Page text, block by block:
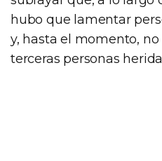
hubo que lamentar
y, hasta el momento,
terceras personas